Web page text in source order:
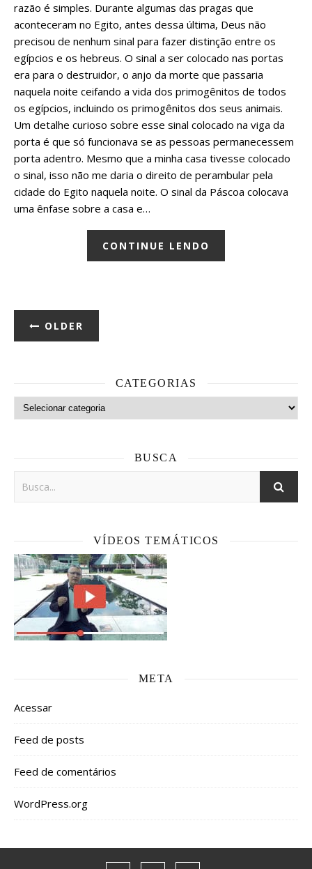
razão é simples. Durante algumas das pragas que
aconteceram no Egito, antes dessa última, Deus não
precisou de nenhum sinal para fazer distinção entre os
egípcios e os hebreus. O sinal a ser colocado nas portas
era para o destruidor, o anjo da morte que passaria
naquela noite ceifando a vida dos primogênitos de todos
os egípcios, incluindo os primogênitos dos seus animais.
Um detalhe curioso sobre esse sinal colocado na viga da
porta é que só funcionava se as pessoas permanecessem
porta adentro. Mesmo que a minha casa tivesse colocado
o sinal, isso não me daria o direito de perambular pela
cidade do Egito naquela noite. O sinal da Páscoa colocava
uma ênfase sobre a casa e…
CONTINUE LENDO
OLDER
CATEGORIAS
Categorias
BUSCA
VÍDEOS TEMÁTICOS
META
Acessar
Feed de posts
Feed de comentários
WordPress.org